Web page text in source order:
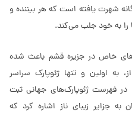
شهرت یافته است که هر بیننده و
را به خود جلب می‌کند.
خاص در جزیره قشم باعث شده
به اولین و تنها ژئوپارک سراسر
خاورمیانه تبدیل شود و درسال‌ 2006 در فهرست ژئوپارک‌های جهانی ثبت
جزایر زیبای ناز اشاره کرد که